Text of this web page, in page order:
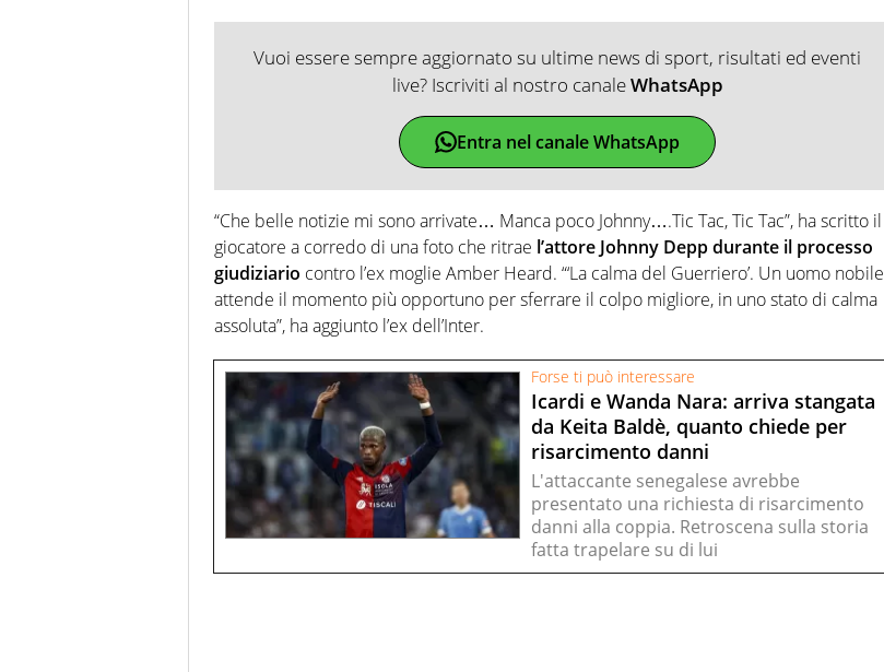
Vuoi essere sempre aggiornato su ultime news di sport, risultati ed eventi
live? Iscriviti al nostro canaleWhatsApp
Entra nel canale WhatsApp
“Che belle notizie mi sono arrivate… Manca poco Johnny….Tic Tac, Tic Tac”, ha scritto il
giocatore a corredo di una foto che ritrae l’attore Johnny Depp durante il processo
giudiziario contro l’ex moglie Amber Heard. “‘La calma del Guerriero’. Un uomo nobile
attende il momento più opportuno per sferrare il colpo migliore, in uno stato di calma
assoluta”, ha aggiunto l’ex dell’Inter.
Forse ti può interessare
Icardi e Wanda Nara: arriva stangata
da Keita Baldè, quanto chiede per
risarcimento danni
L'attaccante senegalese avrebbe
presentato una richiesta di risarcimento
danni alla coppia. Retroscena sulla storia
fatta trapelare su di lui